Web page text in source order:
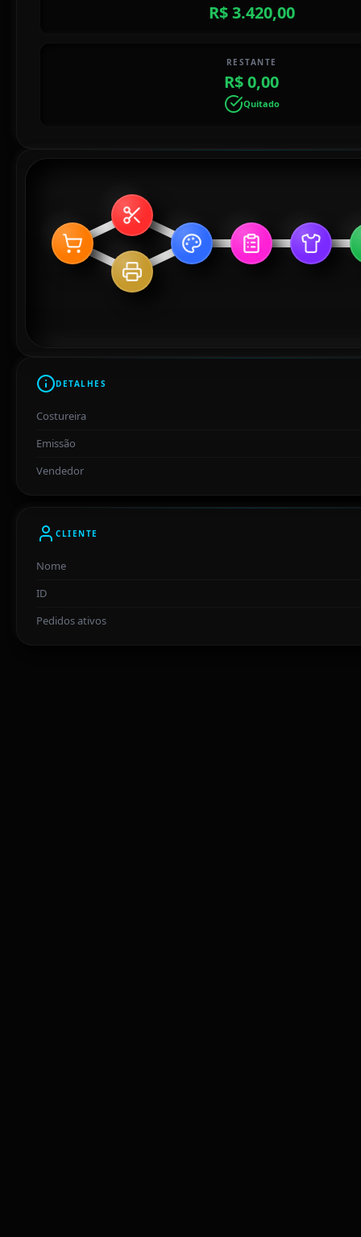
R$ 3.420,00
RESTANTE
R$ 0,00
Quitado
DETALHES
Costureira
Emissão
Vendedor
CLIENTE
Nome
ID
Pedidos ativos